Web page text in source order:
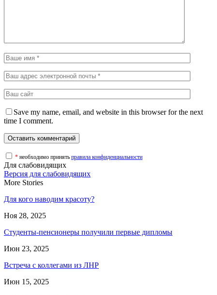
Save my name, email, and website in this browser for the next
time I comment.
* необходимо принять правила конфиденциальности
Для слабовидящих
Версия для слабовидящих
More Stories
Для кого наводим красоту?
Ноя 28, 2025
Студенты-пенсионеры получили первые дипломы
Июн 23, 2025
Встреча с коллегами из ЛНР
Июн 15, 2025